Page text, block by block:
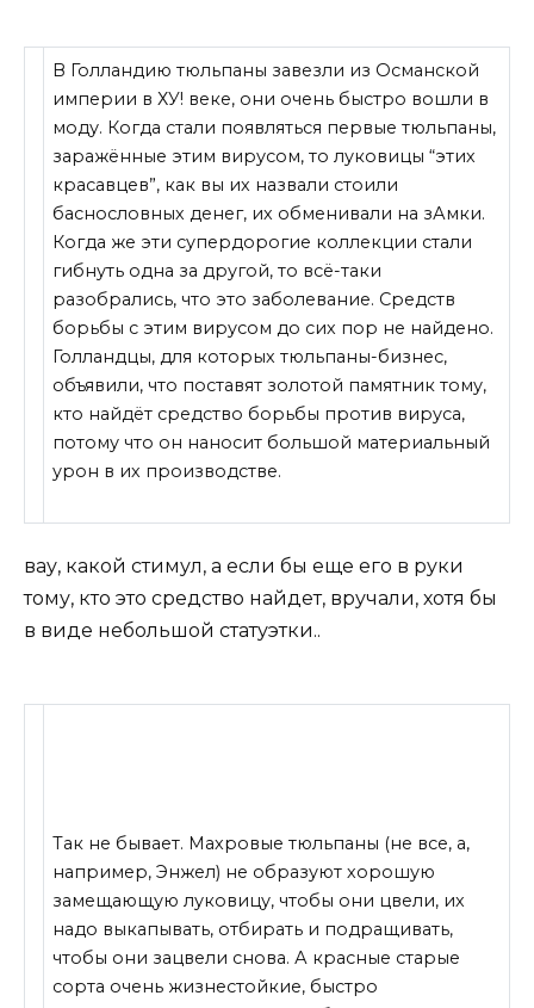
В Голландию тюльпаны завезли из Османской
империи в ХУ! веке, они очень быстро вошли в
моду. Когда стали появляться первые тюльпаны,
заражённые этим вирусом, то луковицы “этих
красавцев”, как вы их назвали стоили
баснословных денег, их обменивали на зАмки.
Когда же эти супердорогие коллекции стали
гибнуть одна за другой, то всё-таки
разобрались, что это заболевание. Средств
борьбы с этим вирусом до сих пор не найдено.
Голландцы, для которых тюльпаны-бизнес,
объявили, что поставят золотой памятник тому,
кто найдёт средство борьбы против вируса,
потому что он наносит большой материальный
урон в их производстве.
вау, какой стимул, а если бы еще его в руки
тому, кто это средство найдет, вручали, хотя бы
в виде небольшой статуэтки..
Так не бывает. Махровые тюльпаны (не все, а,
например, Энжел) не образуют хорошую
замещающую луковицу, чтобы они цвели, их
надо выкапывать, отбирать и подращивать,
чтобы они зацвели снова. А красные старые
сорта очень жизнестойкие, быстро